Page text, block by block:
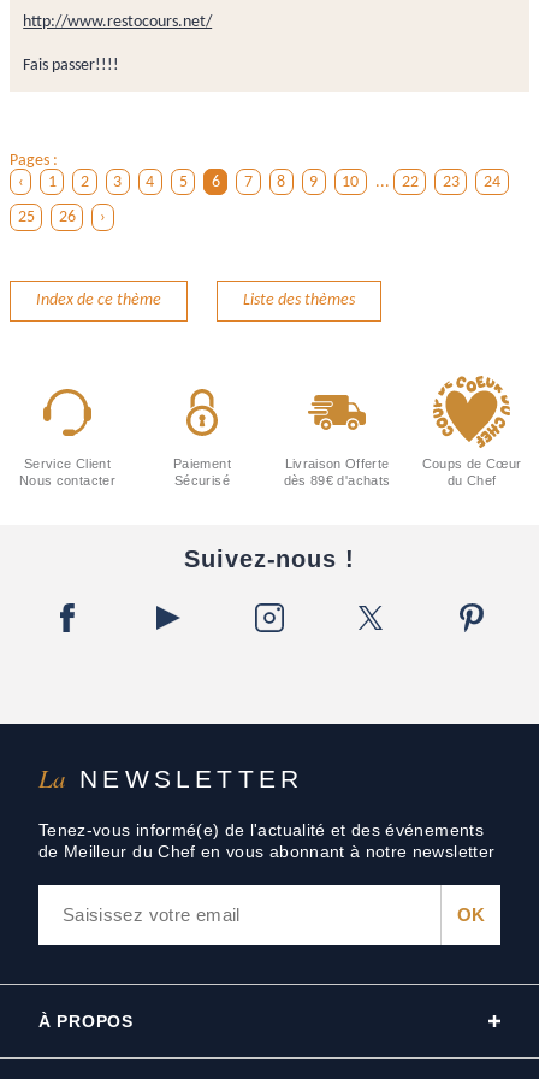
http://www.restocours.net/
Fais passer!!!!
Pages :
‹
1 2 3 4 5 6 7 8 9 10 ... 22 23
24
25
26 ›
Index de ce thème Liste des thèmes
La NEWSLETTER
Tenez-vous informé(e) de l'actualité et des événements
de Meilleur du Chef en vous abonnant à notre newsletter
Service Client
Nous contacter
Paiement
Sécurisé
Livraison Offerte
dès 89€ d'achats
Coups de Cœur
du Chef
Suivez-nous !
À PROPOS